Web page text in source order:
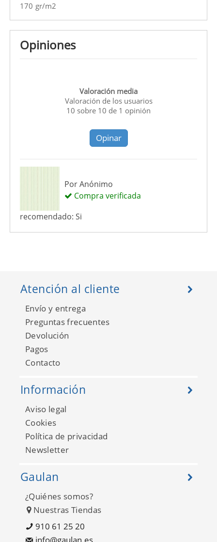
170 gr/m2
Opiniones
Valoración media
Valoración de los usuarios
10 sobre 10 de 1 opinión
Opinar
Por Anónimo
Compra verificada
recomendado: Si
Atención al cliente
Envío y entrega
Preguntas frecuentes
Devolución
Pagos
Contacto
Información
Aviso legal
Cookies
Política de privacidad
Newsletter
Gaulan
¿Quiénes somos?
Nuestras Tiendas
910 61 25 20
info@gaulan.es